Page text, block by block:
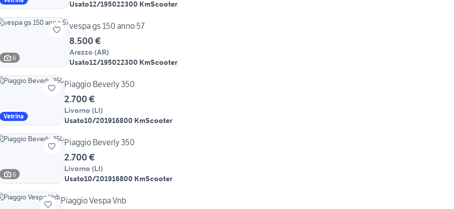
Usato12/195022300 KmScooter
6
vespa gs 150 anno 57
8.500 €
Arezzo (AR)
Usato12/195022300 KmScooter
Vetrina
Piaggio Beverly 350
2.700 €
Livorno (LI)
Usato10/201916800 KmScooter
6
Piaggio Beverly 350
2.700 €
Livorno (LI)
Usato10/201916800 KmScooter
Piaggio Vespa Vnb